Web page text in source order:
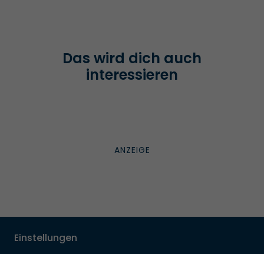
Das wird dich auch
interessieren
Einstellungen